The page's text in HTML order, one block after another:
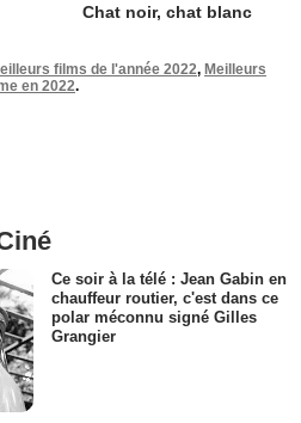
Chat noir, chat blanc
films de l'année 2022, Meilleurs
en 2022.
Ce soir à la télé : Jean Gabin en
chauffeur routier, c'est dans ce
polar méconnu signé Gilles
Grangier